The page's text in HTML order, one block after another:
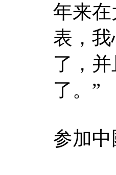
年来
表，
了，
了。”
参加